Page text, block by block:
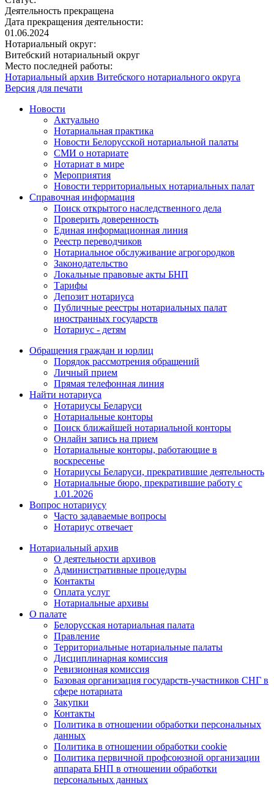
Деятельность прекращена
Дата прекращения деятельности:
01.06.2024
Нотариальный округ:
Витебский нотариальный округ
Место последней работы:
Нотариальный архив Витебского нотариального округа
Версия для печати
Новости
Актуально
Нотариальная практика
Новости Белорусской нотариальной палаты
СМИ о нотариате
Нотариат в мире
Мероприятия
Новости территориальных нотариальных палат
Справочная информация
Поиск открытого наследственного дела
Проверить доверенность
Единая информационная линия
Реестр переводчиков
Нотариальное обслуживание агрогородков
Законодательство
Локальные правовые акты БНП
Тарифы
Депозит нотариуса
Публичные реестры нотариальных палат
иностранных государств
Нотариус - детям
Обращения граждан и юрлиц
Порядок рассмотрения обращений
Личный прием
Прямая телефонная линия
Найти нотариуса
Нотариусы Беларуси
Нотариальные конторы
Поиск ближайшей нотариальной конторы
Онлайн запись на прием
Нотариальные конторы, работающие в
воскресенье
Нотариусы Беларуси, прекратившие деятельность
Нотариальные бюро, прекратившие работу с
1.01.2026
Вопрос нотариусу
Часто задаваемые вопросы
Нотариус отвечает
Нотариальный архив
О деятельности архивов
Административные процедуры
Контакты
Оплата услуг
Нотариальные архивы
О палате
Белорусская нотариальная палата
Правление
Территориальные нотариальные палаты
Дисциплинарная комиссия
Ревизионная комиссия
Базовая организация государств-участников СНГ в
сфере нотариата
Закупки
Контакты
Политика в отношении обработки персональных
данных
Политика в отношении обработки cookie
Политика первичной профсоюзной организации
аппарата БНП в отношении обработки
персональных данных